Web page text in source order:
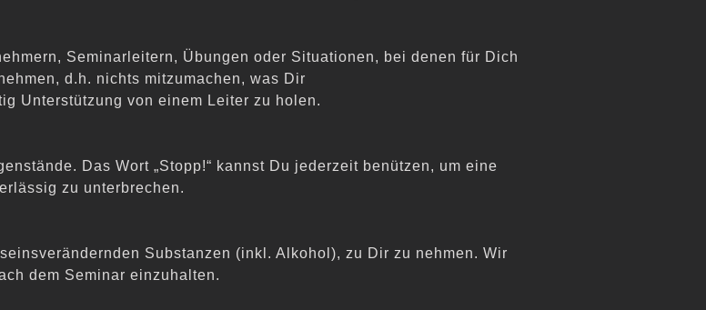
Seminarleitern, Übungen oder Situationen, bei denen für Dich
d.h. nichts mitzumachen, was Dir
Unterstützung von einem Leiter zu holen.
Das Wort „Stopp!“ kannst Du jederzeit benützen, um eine
zu unterbrechen.
Substanzen (inkl. Alkohol), zu Dir zu nehmen. Wir
dem Seminar einzuhalten.